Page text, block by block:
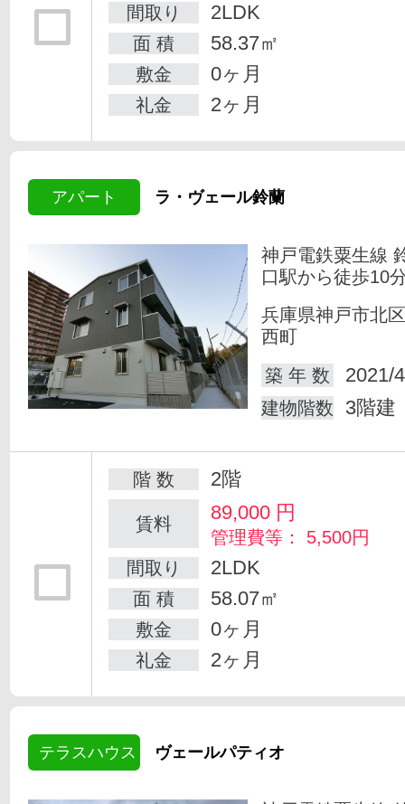
間取り
2LDK
面 積 58.37㎡
敷金 0ヶ月
礼金 2ヶ月
アパート ラ・ヴェール鈴蘭
神戸電鉄粟生線
口駅から徒歩10
兵庫県神戸市北
西町
築 年 数
2021/
建物階数 3階建
階 数 2階
賃料 89,000 円
管理費等： 5,500円
間取り
2LDK
面 積 58.07㎡
敷金 0ヶ月
礼金 2ヶ月
テラスハウス ヴェールパティオ